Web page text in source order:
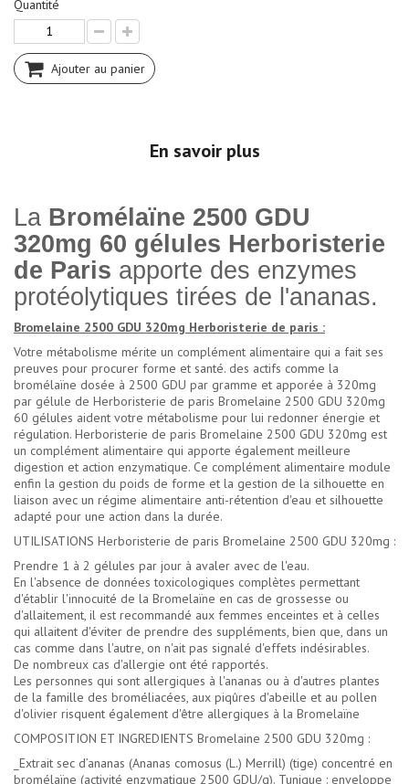
Quantité
Ajouter au panier
En savoir plus
La Bromélaïne 2500 GDU
320mg 60 gélules Herboristerie
de Paris apporte des enzymes
protéolytiques tirées de l'ananas.
Bromelaine 2500 GDU 320mg Herboristerie de paris :
Votre métabolisme mérite un complément alimentaire qui a fait ses
preuves pour procurer forme et santé. des actifs comme la
bromélaïne dosée à 2500 GDU par gramme et apporée à 320mg
par gélule de Herboristerie de paris Bromelaine 2500 GDU 320mg
60 gélules aident votre métabolisme pour lui redonner énergie et
régulation. Herboristerie de paris Bromelaine 2500 GDU 320mg est
un complément alimentaire qui apporte également meilleure
digestion et action enzymatique. Ce complément alimentaire module
enfin la gestion du poids de forme et la gestion de la silhouette en
liaison avec un régime alimentaire anti-rétention d'eau et silhouette
adapté pour une action dans la durée.
UTILISATIONS Herboristerie de paris Bromelaine 2500 GDU 320mg :
Prendre 1 à 2 gélules par jour à avaler avec de l'eau.
En l'absence de données toxicologiques complètes permettant
d'établir l'innocuité de la Bromelaïne en cas de grossesse ou
d'allaitement, il est recommandé aux femmes enceintes et à celles
qui allaitent d'éviter de prendre des suppléments, bien que, dans un
cas comme dans l'autre, on n'ait pas signalé d'effets indésirables.
De nombreux cas d'allergie ont été rapportés.
Les personnes qui sont allergiques à l'ananas ou à d'autres plantes
de la famille des broméliacées, aux piqûres d'abeille et au pollen
d'olivier risquent également d'être allergiques à la Bromelaïne
COMPOSITION ET INGREDIENTS Bromelaine 2500 GDU 320mg :
_Extrait sec d’ananas (Ananas comosus (L.) Merrill) (tige) concentré en
bromélaïne (activité enzymatique 2500 GDU/g). Tunique : enveloppe